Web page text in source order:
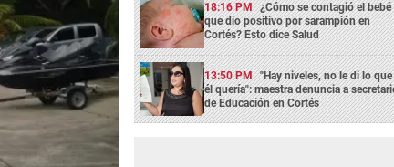
18:16 PM ¿Cómo se contagió el bebé
que dio positivo por sarampión en
Cortés? Esto dice Salud
13:50 PM "Hay niveles, no le di lo que
él quería": maestra denuncia a
de Educación en Cortés